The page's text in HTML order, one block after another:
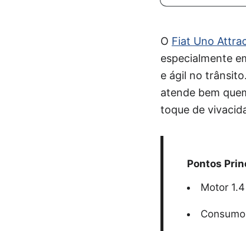
O Fiat Uno
especialmente
e ágil no
atende bem
toque de
Pontos
Motor